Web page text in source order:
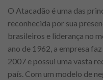
O Atacadão é uma das
reconhecida por sua
brasileiros e liderança no
ano de 1962, a empresa
2007 e possui uma vasta
país. Com um modelo de